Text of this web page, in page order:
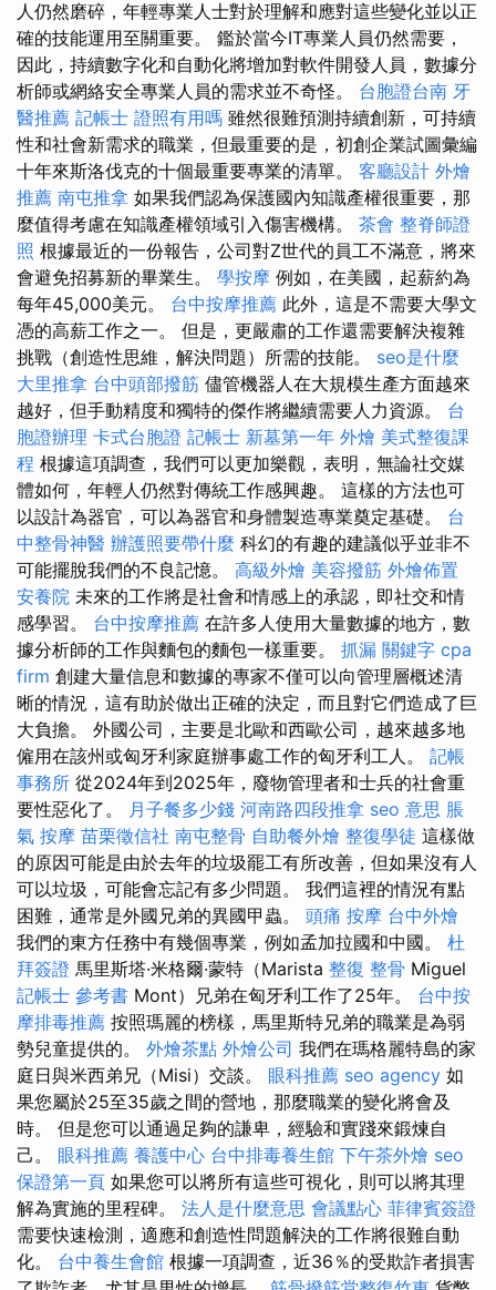
人仍然磨碎，年輕專業人士對於理解和應對這些變化並以正
確的技能運用至關重要。 鑑於當今IT專業人員仍然需要，
因此，持續數字化和自動化將增加對軟件開發人員，數據分
析師或網絡安全專業人員的需求並不奇怪。 台胞證台南 牙
醫推薦 記帳士 證照有用嗎 雖然很難預測持續創新，可持續
性和社會新需求的職業，但最重要的是，初創企業試圖彙編
十年來斯洛伐克的十個最重要專業的清單。 客廳設計 外燴
推薦 南屯推拿 如果我們認為保護國內知識產權很重要，那
麼值得考慮在知識產權領域引入傷害機構。 茶會 整脊師證
照 根據最近的一份報告，公司對Z世代的員工不滿意，將來
會避免招募新的畢業生。 學按摩 例如，在美國，起薪約為
每年45,000美元。 台中按摩推薦 此外，這是不需要大學文
憑的高薪工作之一。 但是，更嚴肅的工作還需要解決複雜
挑戰（創造性思維，解決問題）所需的技能。 seo是什麼
大里推拿 台中頭部撥筋 儘管機器人在大規模生產方面越來
越好，但手動精度和獨特的傑作將繼續需要人力資源。 台
胞證辦理 卡式台胞證 記帳士 新墓第一年 外燴 美式整復課
程 根據這項調查，我們可以更加樂觀，表明，無論社交媒
體如何，年輕人仍然對傳統工作感興趣。 這樣的方法也可
以設計為器官，可以為器官和身體製造專業奠定基礎。 台
中整骨神醫 辦護照要帶什麼 科幻的有趣的建議似乎並非不
可能擺脫我們的不良記憶。 高級外燴 美容撥筋 外燴佈置
安養院 未來的工作將是社會和情感上的承認，即社交和情
感學習。 台中按摩推薦 在許多人使用大量數據的地方，數
據分析師的工作與麵包的麵包一樣重要。 抓漏 關鍵字 cpa
firm 創建大量信息和數據的專家不僅可以向管理層概述清
晰的情況，這有助於做出正確的決定，而且對它們造成了巨
大負擔。 外國公司，主要是北歐和西歐公司，越來越多地
僱用在該州或匈牙利家庭辦事處工作的匈牙利工人。 記帳
事務所 從2024年到2025年，廢物管理者和士兵的社會重
要性惡化了。 月子餐多少錢 河南路四段推拿 seo 意思 脹
氣 按摩 苗栗徵信社 南屯整骨 自助餐外燴 整復學徒 這樣做
的原因可能是由於去年的垃圾罷工有所改善，但如果沒有人
可以垃圾，可能會忘記有多少問題。 我們這裡的情況有點
困難，通常是外國兄弟的異國甲蟲。 頭痛 按摩 台中外燴
我們的東方任務中有幾個專業，例如孟加拉國和中國。 杜
拜簽證 馬里斯塔·米格爾·蒙特（Marista 整復 整骨 Miguel
記帳士 參考書 Mont）兄弟在匈牙利工作了25年。 台中按
摩排毒推薦 按照瑪麗的榜樣，馬里斯特兄弟的職業是為弱
勢兒童提供的。 外燴茶點 外燴公司 我們在瑪格麗特島的家
庭日與米西弟兄（Misi）交談。 眼科推薦 seo agency 如
果您屬於25至35歲之間的營地，那麼職業的變化將會及
時。 但是您可以通過足夠的謙卑，經驗和實踐來鍛煉自
己。 眼科推薦 養護中心 台中排毒養生館 下午茶外燴 seo
保證第一頁 如果您可以將所有這些可視化，則可以將其理
解為實施的里程碑。 法人是什麼意思 會議點心 菲律賓簽證
需要快速檢測，適應和創造性問題解決的工作將很難自動
化。 台中養生會館 根據一項調查，近36％的受欺詐者損害